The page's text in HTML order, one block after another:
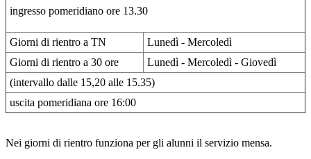
ingresso pomeridiano ore 13.30
Giorni di rientro a TN
Lunedì - Mercoledì
Giorni di rientro a 30 ore
Lunedì - Mercoledì - Giovedì
(intervallo dalle 15,20 alle 15.35)
uscita pomeridiana ore 16:00
Nei giorni di rientro funziona per gli alunni il servizio mensa.